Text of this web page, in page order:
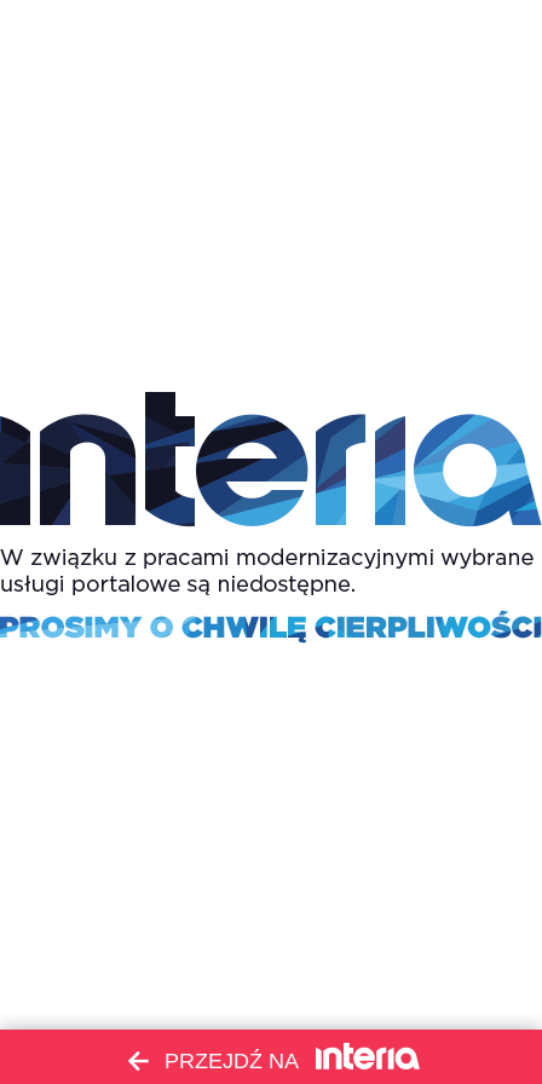
PRZEJDŹ NA